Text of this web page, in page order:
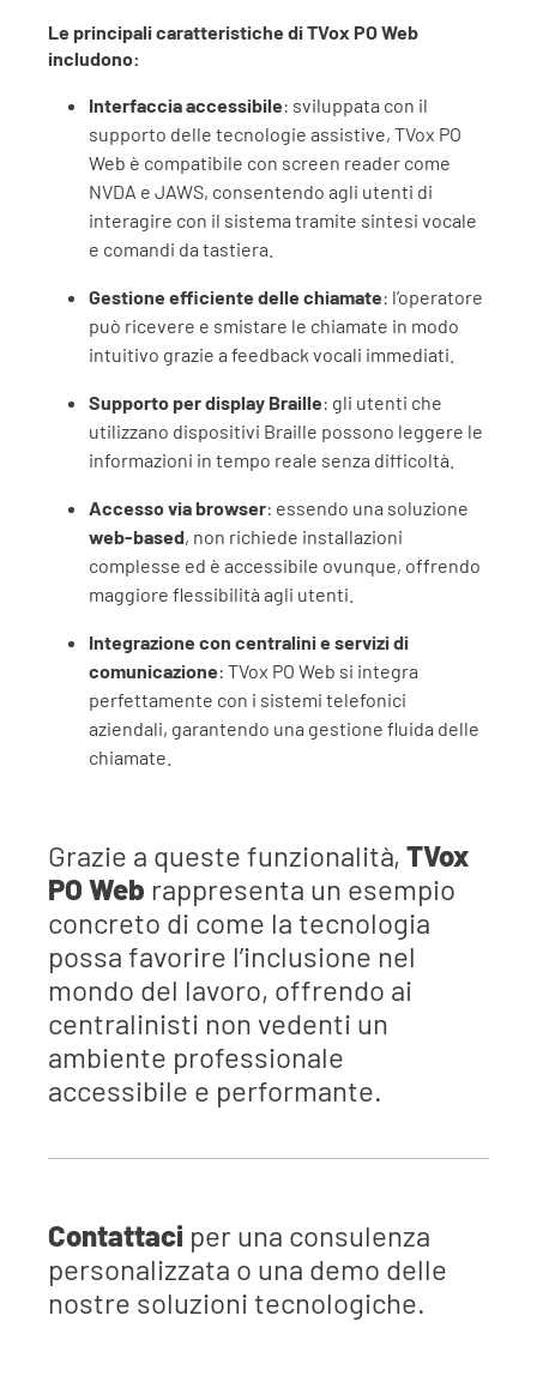
Le principali caratteristiche di TVox PO Web
includono:
Interfaccia accessibile: sviluppata con il
supporto delle tecnologie assistive, TVox PO
Web è compatibile con screen reader come
NVDA e JAWS, consentendo agli utenti di
interagire con il sistema tramite sintesi vocale
e comandi da tastiera.
Gestione efficiente delle chiamate: l’operatore
può ricevere e smistare le chiamate in modo
intuitivo grazie a feedback vocali immediati.
Supporto per display Braille: gli utenti che
utilizzano dispositivi Braille possono leggere le
informazioni in tempo reale senza difficoltà.
Accesso via browser: essendo una soluzione
web-based, non richiede installazioni
complesse ed è accessibile ovunque, offrendo
maggiore flessibilità agli utenti.
Integrazione con centralini e servizi di
comunicazione: TVox PO Web si integra
perfettamente con i sistemi telefonici
aziendali, garantendo una gestione fluida delle
chiamate.
Grazie a queste funzionalità,TVox
PO Web rappresenta un esempio
concreto di come la tecnologia
possa favorire l’inclusione nel
mondo del lavoro, offrendo ai
centralinisti non vedenti un
ambiente professionale
accessibile e performante.
Contattaci per una consulenza
personalizzata o una demo delle
nostre soluzioni tecnologiche.